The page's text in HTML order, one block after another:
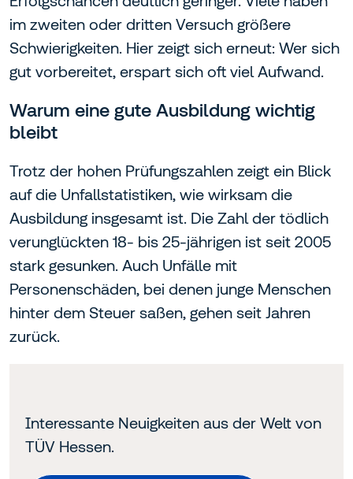
im zweiten oder dritten Versuch größere
Schwierigkeiten. Hier zeigt sich erneut: Wer sich
gut vorbereitet, erspart sich oft viel Aufwand.
Warum eine gute Ausbildung wichtig
bleibt
Trotz der hohen Prüfungszahlen zeigt ein Blick
auf die Unfallstatistiken, wie wirksam die
Ausbildung insgesamt ist. Die Zahl der tödlich
verunglückten 18- bis 25-jährigen ist seit 2005
stark gesunken. Auch Unfälle mit
Personenschäden, bei denen junge Menschen
hinter dem Steuer saßen, gehen seit Jahren
zurück.
Interessante Neuigkeiten aus der Welt von
TÜV Hessen.